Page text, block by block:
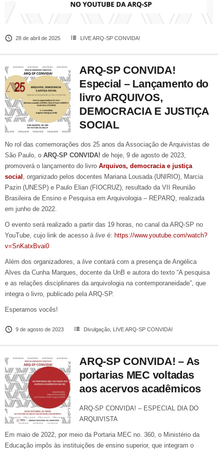
28 de abril de 2025 LIVE ARQ-SP CONVIDA!
ARQ-SP CONVIDA!
Especial – Lançamento do
livro ARQUIVOS,
DEMOCRACIA E JUSTIÇA
SOCIAL
No rol das comemorações dos 25 anos da Associação de Arquivistas de
São Paulo, o ARQ-SP CONVIDA! de hoje, 9 de agosto de 2023,
promoverá o lançamento do livro Arquivos, democracia e justiça
social
, organizado pelos docentes Mariana Lousada (UNIRIO), Marcia
Pazin (UNESP) e Paulo Elian (FIOCRUZ), resultado da VII Reunião
Brasileira de Ensino e Pesquisa em Arquivologia – REPARQ, realizada
em junho de 2022.
O evento será realizado a partir das 19 horas, no canal da ARQ-SP no
YouTube, cujo link de acesso à live é: https://www.youtube.com/watch?
v=SnKatxBvai0
Além dos organizadores, a live contará com a presença de Angélica
Alves da Cunha Marques, docente da UnB e autora do texto “A pesquisa
e as relações disciplinares da arquivologia na contemporaneidade”, que
integra o livro, publicado pela ARQ-SP.
Esperamos vocês!
9 de agosto de 2023 Divulgação LIVE ARQ-SP CONVIDA!
ARQ-SP CONVIDA! – As
portarias MEC voltadas
aos acervos acadêmicos
ARQ-SP CONVIDA! – ESPECIAL DIA DO
ARQUIVISTA
Em maio de 2022, por meio da Portaria MEC no. 360, o Ministério da
Educação impôs às instituições de ensino superior, que integram o